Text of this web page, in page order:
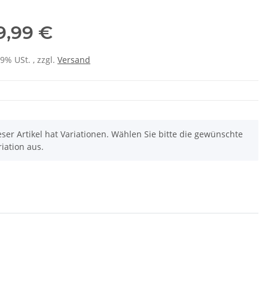
€
USt. , zzgl. Versand
Artikel hat Variationen. Wählen Sie bitte die gewünschte
aus.